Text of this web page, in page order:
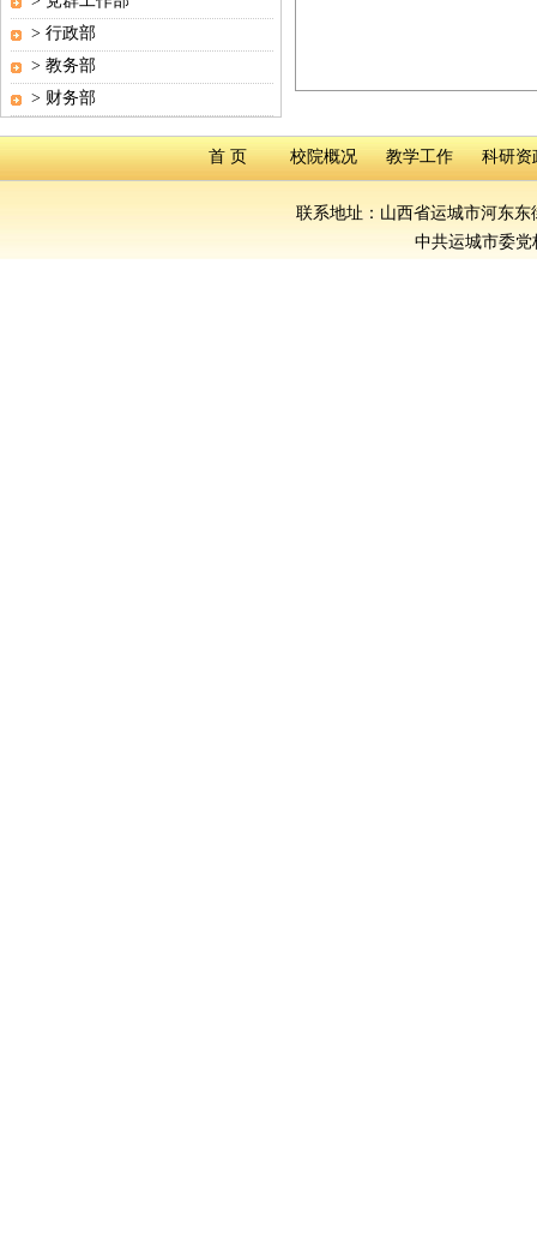
> 行政部
> 教务部
> 财务部
首 页 校院概况 教学工作 科研资
联系地址：山西省运城市河东东
中共运城市委